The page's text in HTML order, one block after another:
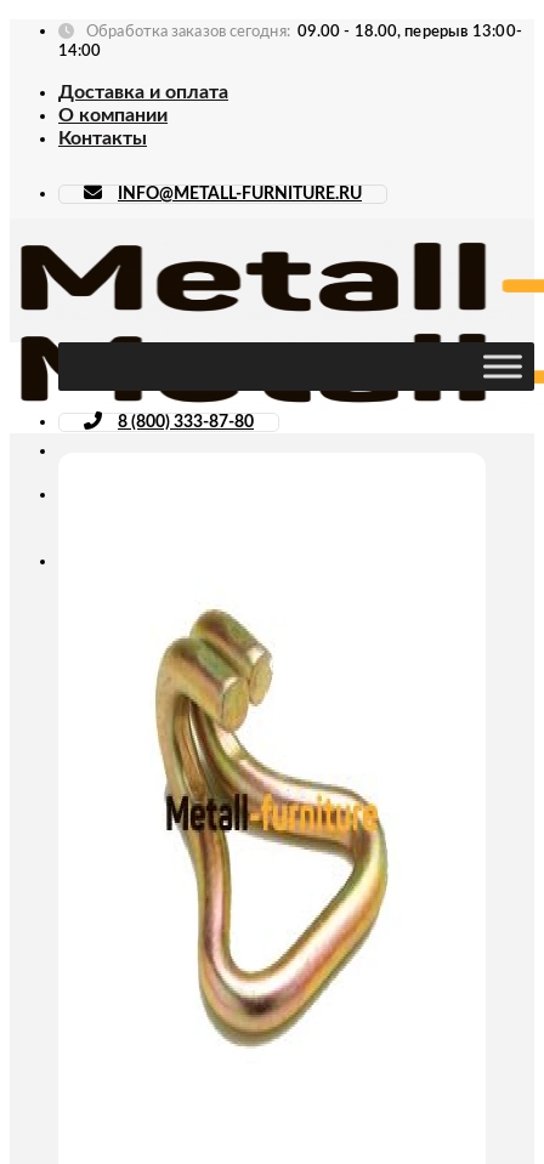
Skip
Обработка заказов сегодня: 09.00 - 18.00, перерыв 13:00-
14:00
Доставка и оплата
О компании
Контакты
INFO@METALL-FURNITURE.RU
8 (800) 333-87-80